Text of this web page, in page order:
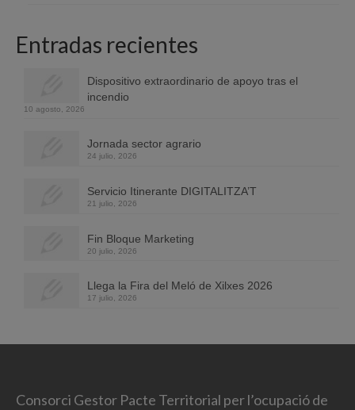
Entradas recientes
Dispositivo extraordinario de apoyo tras el
incendio
10 agosto, 2026
Jornada sector agrario
24 julio, 2026
Servicio Itinerante DIGITALITZA’T
21 julio, 2026
Fin Bloque Marketing
20 julio, 2026
Llega la Fira del Meló de Xilxes 2026
17 julio, 2026
Consorci Gestor Pacte Territorial per l’ocupació de